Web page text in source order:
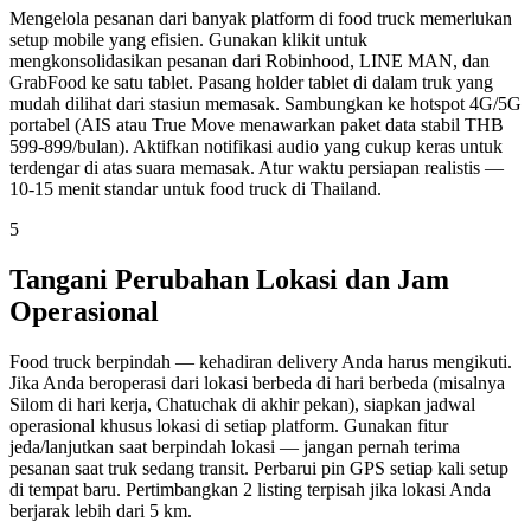
Mengelola pesanan dari banyak platform di food truck memerlukan
setup mobile yang efisien. Gunakan klikit untuk
mengkonsolidasikan pesanan dari Robinhood, LINE MAN, dan
GrabFood ke satu tablet. Pasang holder tablet di dalam truk yang
mudah dilihat dari stasiun memasak. Sambungkan ke hotspot 4G/5G
portabel (AIS atau True Move menawarkan paket data stabil THB
599-899/bulan). Aktifkan notifikasi audio yang cukup keras untuk
terdengar di atas suara memasak. Atur waktu persiapan realistis —
10-15 menit standar untuk food truck di Thailand.
5
Tangani Perubahan Lokasi dan Jam
Operasional
Food truck berpindah — kehadiran delivery Anda harus mengikuti.
Jika Anda beroperasi dari lokasi berbeda di hari berbeda (misalnya
Silom di hari kerja, Chatuchak di akhir pekan), siapkan jadwal
operasional khusus lokasi di setiap platform. Gunakan fitur
jeda/lanjutkan saat berpindah lokasi — jangan pernah terima
pesanan saat truk sedang transit. Perbarui pin GPS setiap kali setup
di tempat baru. Pertimbangkan 2 listing terpisah jika lokasi Anda
berjarak lebih dari 5 km.